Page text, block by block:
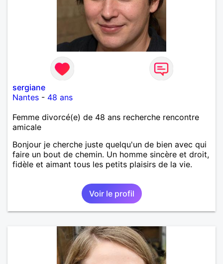
sergiane
Nantes - 48 ans
Femme divorcé(e) de 48 ans recherche rencontre
amicale
Bonjour je cherche juste quelqu'un de bien avec qui
faire un bout de chemin. Un homme sincère et droit,
fidèle et aimant tous les petits plaisirs de la vie.
Voir le profil